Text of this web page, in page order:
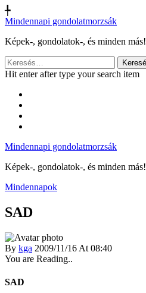
╄
Mindennapi gondolatmorzsák
Képek-, gondolatok-, és minden más!
Keresés:
Hit enter after type your search item
Mindennapi gondolatmorzsák
Képek-, gondolatok-, és minden más!
Mindennapok
SAD
By kga 2009/11/16 At 08:40
You are Reading..
SAD